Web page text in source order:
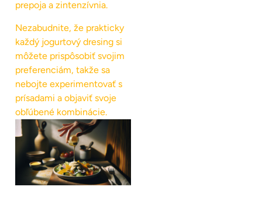
prepoja a zintenzívnia.
Nezabudnite, že prakticky
každý jogurtový dresing si
môžete prispôsobiť svojim
preferenciám, takže sa
nebojte experimentovať s
prísadami a objaviť svoje
obľúbené kombinácie.